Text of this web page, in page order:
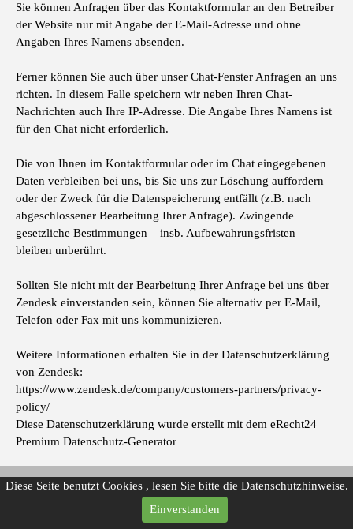
Sie können Anfragen über das Kontaktformular an den Betreiber
der Website nur mit Angabe der E-Mail-Adresse und ohne
Angaben Ihres Namens absenden.
Ferner können Sie auch über unser Chat-Fenster Anfragen an uns
richten. In diesem Falle speichern wir neben Ihren Chat-
Nachrichten auch Ihre IP-Adresse. Die Angabe Ihres Namens ist
für den Chat nicht erforderlich.
Die von Ihnen im Kontaktformular oder im Chat eingegebenen
Daten verbleiben bei uns, bis Sie uns zur Löschung auffordern
oder der Zweck für die Datenspeicherung entfällt (z.B. nach
abgeschlossener Bearbeitung Ihrer Anfrage). Zwingende
gesetzliche Bestimmungen – insb. Aufbewahrungsfristen –
bleiben unberührt.
Sollten Sie nicht mit der Bearbeitung Ihrer Anfrage bei uns über
Zendesk einverstanden sein, können Sie alternativ per E-Mail,
Telefon oder Fax mit uns kommunizieren.
Weitere Informationen erhalten Sie in der Datenschutzerklärung
von Zendesk:
https://www.zendesk.de/company/customers-partners/privacy-
policy/
Diese Datenschutzerklärung wurde erstellt mit dem eRecht24
Premium Datenschutz-Generator
Tauscher's RolliCar
Diese Seite benutzt Cookies , lesen Sie bitte die Datenschutzhinweise.
Einverstanden